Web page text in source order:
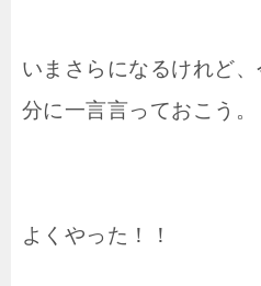
いまさらになるけれど
分に一言言っておこう。
よくやった！！